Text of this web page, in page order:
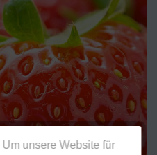
Um unsere Website für